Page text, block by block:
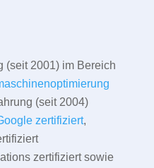
(seit 2001) im Bereich
(seit 2004)
zertifiziert,
zertifiziert sowie